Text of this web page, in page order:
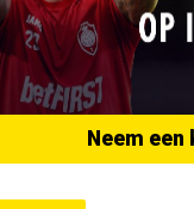
Neem een